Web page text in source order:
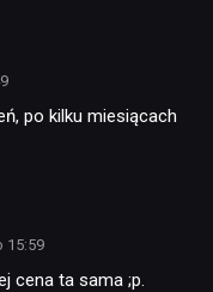
po kilku miesiącach
15:59
cena ta sama ;p.